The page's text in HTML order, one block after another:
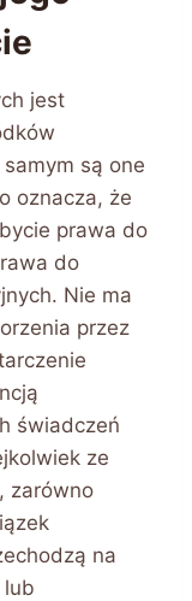
jest
są one
oznacza, że
prawa do
do
Nie ma
przez
świadczeń
ze
zarówno
na
lub